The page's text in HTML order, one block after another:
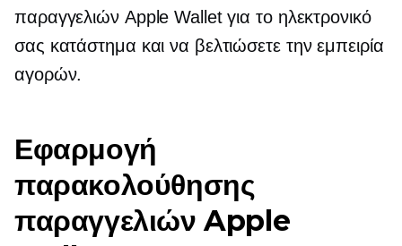
παραγγελιών Apple Wallet για το ηλεκτρονικό
σας κατάστημα και να βελτιώσετε την εμπειρία
αγορών.
Εφαρμογή
παρακολούθησης
παραγγελιών Apple